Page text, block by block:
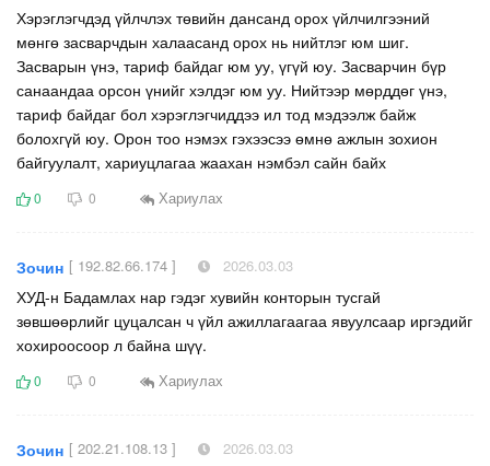
Хэрэглэгчдэд үйлчлэх төвийн дансанд орох үйлчилгээний
мөнгө засварчдын халаасанд орох нь нийтлэг юм шиг.
Засварын үнэ, тариф байдаг юм уу, үгүй юу. Засварчин бүр
санаандаа орсон үнийг хэлдэг юм уу. Нийтээр мөрддөг үнэ,
тариф байдаг бол хэрэглэгчиддээ ил тод мэдээлж байж
болохгүй юу. Орон тоо нэмэх гэхээсээ өмнө ажлын зохион
байгуулалт, хариуцлагаа жаахан нэмбэл сайн байх
0 0 Хариулах
Зочин [ 192.82.66.174 ] 2026.03.03
ХУД-н Бадамлах нар гэдэг хувийн конторын тусгай
зөвшөөрлийг цуцалсан ч үйл ажиллагаагаа явуулсаар иргэдийг
хохироосоор л байна шүү.
0 0 Хариулах
Зочин [ 202.21.108.13 ] 2026.03.03